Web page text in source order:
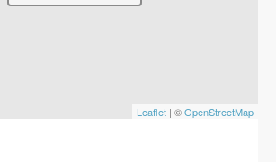
Leaflet | ©OpenStreetMap